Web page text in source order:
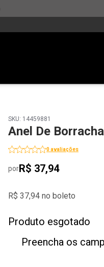
SKU: 14459881
Anel De
0 avaliações
porR$ 37,94
R$ 37,94 no boleto
Produto esgotado
Preencha os